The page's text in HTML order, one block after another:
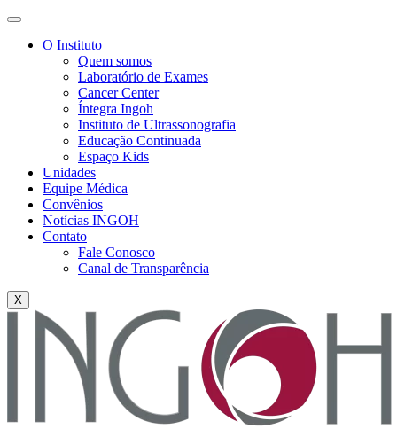
O Instituto
Quem somos
Laboratório de Exames
Cancer Center
Íntegra Ingoh
Instituto de Ultrassonografia
Educação Continuada
Espaço Kids
Unidades
Equipe Médica
Convênios
Notícias INGOH
Contato
Fale Conosco
Canal de Transparência
X